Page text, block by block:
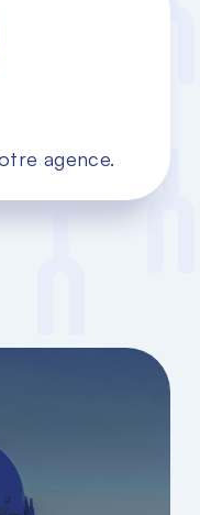
agence.